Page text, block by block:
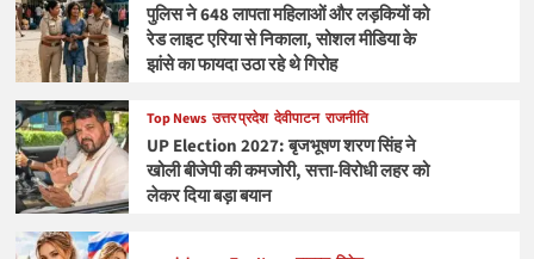
पुलिस ने 648 लापता महिलाओं और लड़कियों को
रेड लाइट एरिया से निकाला, सोशल मीडिया के
झांसे का फायदा उठा रहे थे गिरोह
Top News उत्तर प्रदेश देवीपाटन राजनीति
UP Election 2027: बृजभूषण शरण सिंह ने
खोली बीजेपी की कमजोरी, सत्ता-विरोधी लहर को
लेकर दिया बड़ा बयान